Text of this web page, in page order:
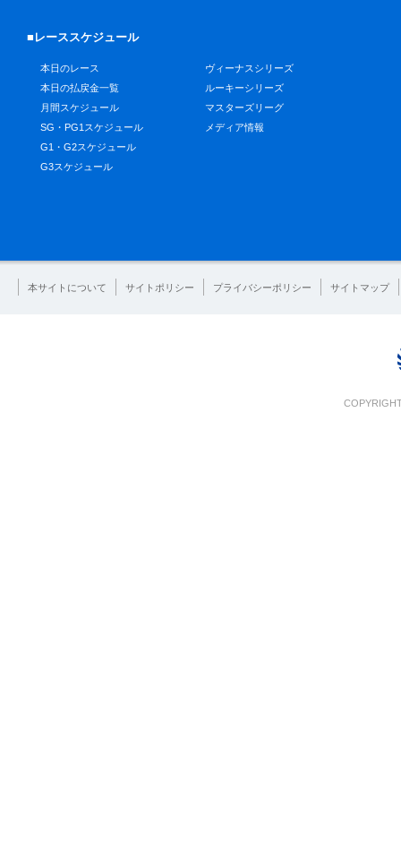
■レーススケジュール
本日のレース
本日の払戻金一覧
月間スケジュール
SG・PG1スケジュール
G1・G2スケジュール
G3スケジュール
ヴィーナスシリーズ
ルーキーシリーズ
マスターズリーグ
メディア情報
本サイトについて サイトポリシー プライバシーポリシー サイトマップ